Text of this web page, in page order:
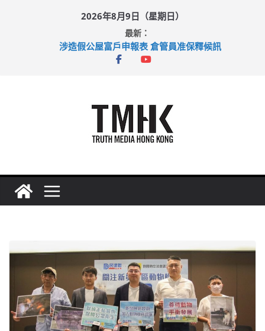
2026年8月9日（星期日）
最新：
涉造假公屋富戶申報表 倉管員准保釋候訊